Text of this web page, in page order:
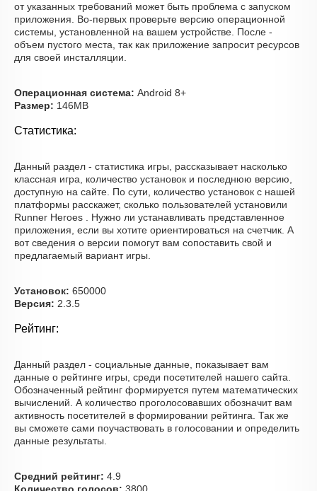
от указанных требований может быть проблема с запуском
приложения. Во-первых проверьте версию операционной
системы, установленной на вашем устройстве. После -
объем пустого места, так как приложение запросит ресурсов
для своей инсталляции.
Операционная система: Android 8+
Размер: 146MB
Статистика:
Данный раздел - статистика игры, рассказывает насколько
классная игра, количество установок и последнюю версию,
доступную на сайте. По сути, количество установок с нашей
платформы расскажет, сколько пользователей установили
Runner Heroes . Нужно ли устанавливать представленное
приложения, если вы хотите ориентироваться на счетчик. А
вот сведения о версии помогут вам сопоставить свой и
предлагаемый вариант игры.
Установок: 650000
Версия: 2.3.5
Рейтинг:
Данный раздел - социальные данные, показывает вам
данные о рейтинге игры, среди посетителей нашего сайта.
Обозначенный рейтинг формируется путем математических
вычислений. А количество проголосовавших обозначит вам
активность посетителей в формировании рейтинга. Так же
вы сможете сами поучаствовать в голосовании и определить
данные результаты.
Средний рейтинг: 4.9